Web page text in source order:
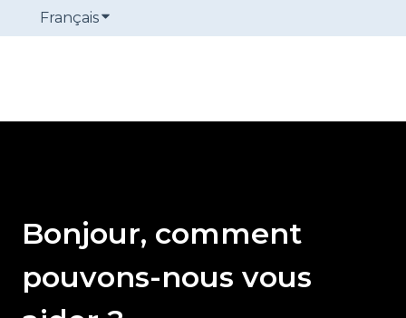
FrançaisAfficher le sous-menu pour les
Bonjour, comment
pouvons-nous vous